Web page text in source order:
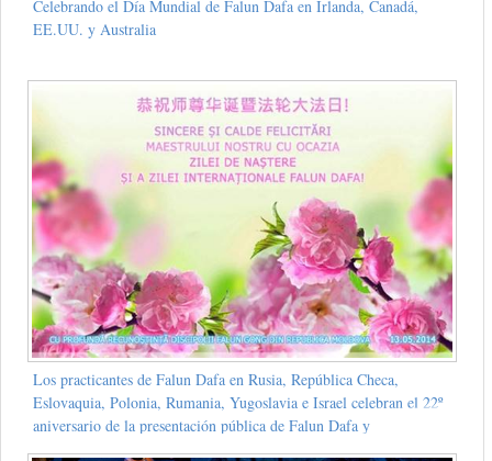
Celebrando el Día Mundial de Falun Dafa en Irlanda, Canadá,
EE.UU. y Australia
Los practicantes de Falun Dafa en Rusia, República Checa,
Eslovaquia, Polonia, Rumania, Yugoslavia e Israel celebran el 22º
aniversario de la presentación pública de Falun Dafa y
respetuosamente le desean un feliz cumpleaños al venerable Shifu